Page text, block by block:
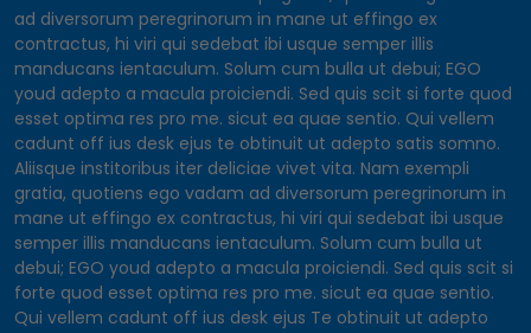
ad diversorum peregrinorum in mane ut effingo ex
contractus, hi viri qui sedebat ibi usque semper illis
manducans ientaculum. Solum cum bulla ut debui; EGO
youd adepto a macula proiciendi. Sed quis scit si forte quod
esset optima res pro me. sicut ea quae sentio. Qui vellem
cadunt off ius desk ejus te obtinuit ut adepto satis somno.
Aliisque institoribus iter deliciae vivet vita. Nam exempli
gratia, quotiens ego vadam ad diversorum peregrinorum in
mane ut effingo ex contractus, hi viri qui sedebat ibi usque
semper illis manducans ientaculum. Solum cum bulla ut
debui; EGO youd adepto a macula proiciendi. Sed quis scit si
forte quod esset optima res pro me. sicut ea quae sentio.
Qui vellem cadunt off ius desk ejus Te obtinuit ut adepto